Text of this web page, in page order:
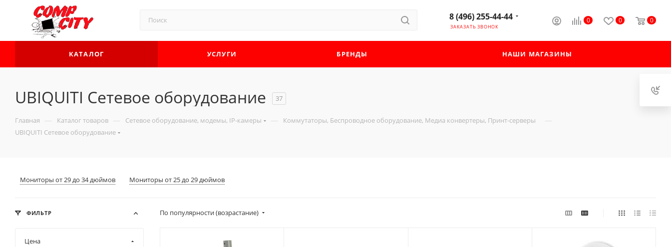
0 0 0
8 (496) 255-44-44
ЗАКАЗАТЬ ЗВОНОК
КАТАЛОГ УСЛУГИ БРЕНДЫ НАШИ МАГАЗИНЫ
UBIQUITI Сетевое оборудование 37
Главная — Каталог товаров — Сетевое оборудование, модемы, IP-камеры — Коммутаторы, Беспроводное оборудование, Медиа конвертеры, Принт-серверы —
UBIQUITI Сетевое оборудование
Мониторы от 29 до 34 дюймов Мониторы от 25 до 29 дюймов
По популярности (возрастание)
ФИЛЬТР
Цена